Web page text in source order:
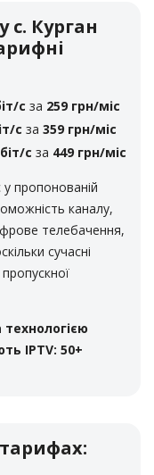
с. Курган
с за 259 грн/міс
с за 359 грн/міс
с за 449 грн/міс
пропонованій
каналу,
телебачення,
сучасні
IPTV: 50+
Негріненко
вул. Леніна,
Міщенка, 6
Міщенка, 2
Федя), вул.
32, маг.
85а (ринок)
навпроти ринку